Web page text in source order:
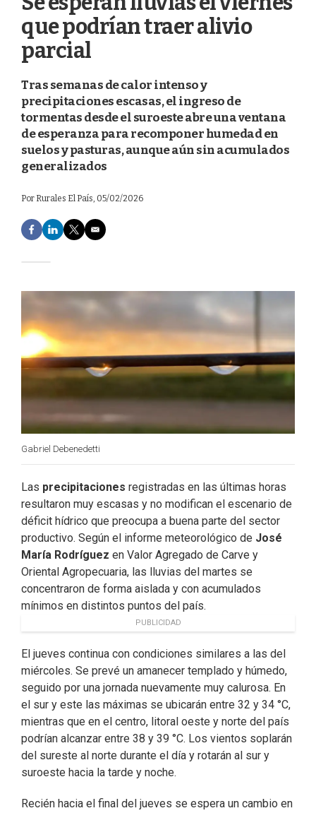
que podrían traer alivio
parcial
Tras semanas de calor intenso y
precipitaciones escasas, el ingreso de
tormentas desde el suroeste abre una ventana
de esperanza para recomponer humedad en
suelos y pasturas, aunque aún sin acumulados
generalizados
Por Rurales El País, 05/02/2026
F
a
e
o
k
L
i
d
n
T
w
e
E
m
Gabriel Debenedetti
Las precipitaciones registradas en las últimas horas
resultaron muy escasas y no modifican el escenario de
déficit hídrico que preocupa a buena parte del sector
productivo. Según el informe meteorológico de José
María Rodríguez en Valor Agregado de Carve y
Oriental Agropecuaria, las lluvias del martes se
concentraron de forma aislada y con acumulados
mínimos en distintos puntos del país.
PUBLICIDAD
El jueves continua con condiciones similares a las del
miércoles. Se prevé un amanecer templado y húmedo,
seguido por una jornada nuevamente muy calurosa. En
el sur y este las máximas se ubicarán entre 32 y 34 °C,
mientras que en el centro, litoral oeste y norte del país
podrían alcanzar entre 38 y 39 °C. Los vientos soplarán
del sureste al norte durante el día y rotarán al sur y
suroeste hacia la tarde y noche.
Recién hacia el final del jueves se espera un cambio en